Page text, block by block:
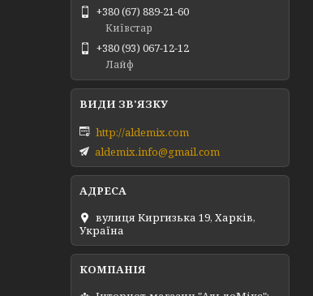
+380 (67) 889-21-60
Київстар
+380 (93) 067-12-12
Лайф
http://aldemix.com
aldemix.info@gmail.com
вулиця Киргизька 19, Харків,
Україна